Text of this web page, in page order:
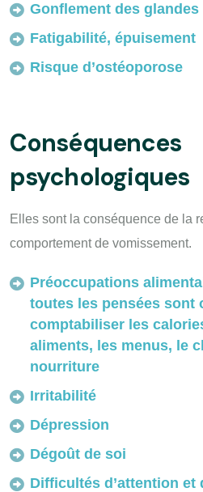
Gonflement des
Fatigabilité, épuisement
Risque d’ostéoporose
Conséquences
psychologiques
Elles sont la conséquence de la
comportement de vomissement.
Préoccupations
toutes les pensées sont
comptabiliser les
aliments, les menus, le
nourriture
Irritabilité
Dépression
Dégoût de soi
Difficultés d’attention et